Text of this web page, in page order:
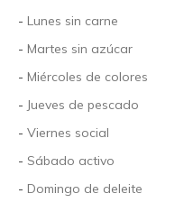
- Lunes sin carne
- Martes sin azúcar
- Miércoles de colores
- Jueves de pescado
- Viernes social
- Sábado activo
- Domingo de deleite